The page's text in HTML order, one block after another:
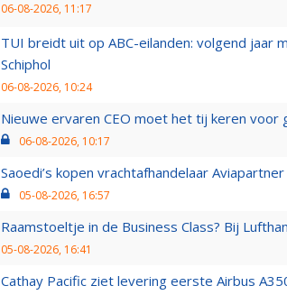
06-08-2026, 11:17
TUI breidt uit op ABC-eilanden: volgend jaar
Schiphol
06-08-2026, 10:24
Nieuwe ervaren CEO moet het tij keren voor
06-08-2026, 10:17
Saoedi’s kopen vrachtafhandelaar
05-08-2026, 16:57
Raamstoeltje in de Business Class? Bij
05-08-2026, 16:41
Cathay Pacific ziet levering eerste Airbus